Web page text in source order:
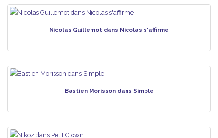
Nicolas Guillemot dans Nicolas s'affirme
Bastien Morisson dans Simple